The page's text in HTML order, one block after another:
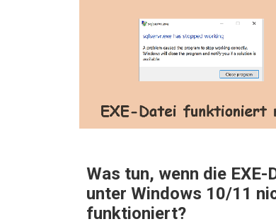
Was tun, wenn die EXE-
unter Windows 10/11
funktioniert?